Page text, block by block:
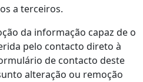
a terceiros.
da informação capaz de o
pelo contacto direto à
de contacto deste
alteração ou remoção